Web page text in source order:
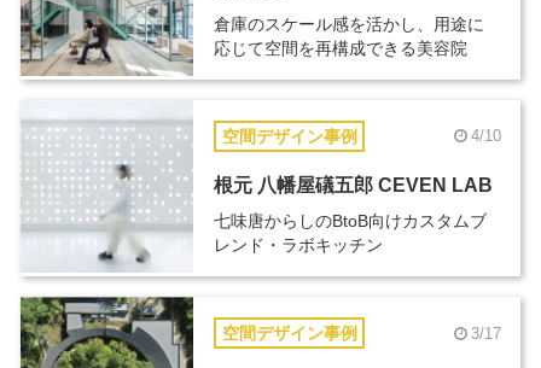
倉庫のスケール感を活かし、用途に
応じて空間を再構成できる美容院
空間デザイン事例 4/10
根元 八幡屋礒五郎 CEVEN LAB
七味唐からしのBtoB向けカスタムブ
レンド・ラボキッチン
空間デザイン事例 3/17